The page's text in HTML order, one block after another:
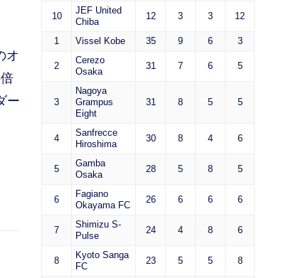
オ
ー
10
JEF United
Chiba
12 3 3 12
1 Vissel Kobe 35 9 6 3
2
Cerezo
Osaka
31 7 6 5
3
Nagoya
Grampus
Eight
31 8 5 5
4
Sanfrecce
Hiroshima
30 8 4 6
5
Gamba
Osaka
28 5 8 5
6
Fagiano
Okayama FC
26 6 6 6
7
Shimizu S-
Pulse
24 4 8 6
8
Kyoto Sanga
FC
23 5 5 8